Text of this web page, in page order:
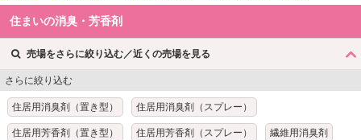
住まいの消臭・芳香剤
売場をさらに絞り込む／近くの売場を見る
さらに絞り込む
住居用消臭剤（置き型） 住居用消臭剤（スプレー）
住居用芳香剤（置き型） 住居用芳香剤（スプレー） 繊維用消臭剤